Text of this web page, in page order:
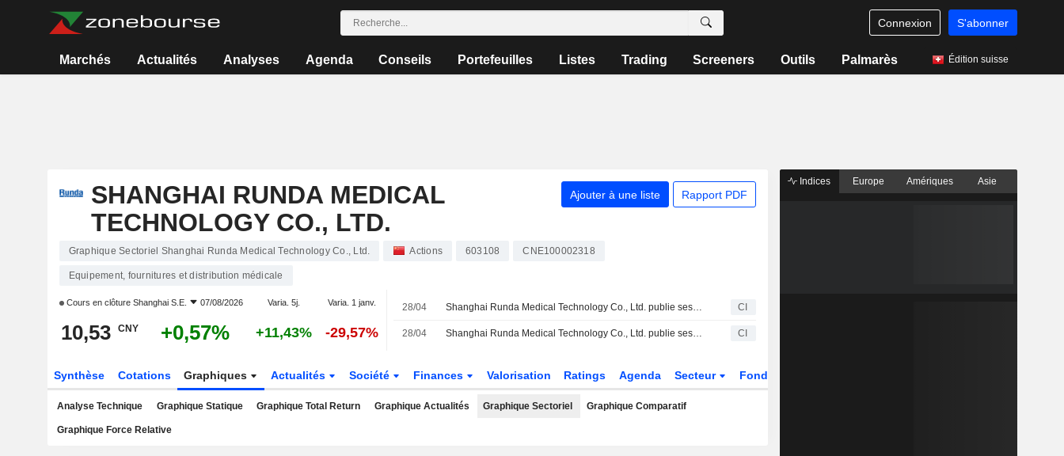
Connexion S'abonner
Marchés Actualités Analyses Agenda Conseils Portefeuilles Listes Trading Screeners Outils Palmarès Édition suisse
SHANGHAI RUNDA MEDICAL
TECHNOLOGY CO., LTD.
Ajouter à une liste Rapport PDF
Graphique Sectoriel Shanghai Runda Medical Technology Co., Ltd. Actions 603108 CNE100002318
Equipement, fournitures et distribution médicale
Cours en clôture Shanghai S.E. 07/08/2026 Varia. 5j. Varia. 1 janv.
10,53 CNY +0,57% +11,43% -29,57%
28/04 Shanghai Runda Medical Technology Co., Ltd. publie ses résultats pour le premier trimestre clos le 31 mars 2026 CI
28/04 Shanghai Runda Medical Technology Co., Ltd. publie ses résultats pour l'exercice clos le 31 décembre 2025 CI
Synthèse Cotations Graphiques Actualités Société Finances Valorisation Ratings Agenda Secteur Fonds et ETFs
Analyse Technique Graphique Statique Graphique Total Return Graphique Actualités Graphique Sectoriel Graphique Comparatif
Graphique Force Relative
Indices Europe Amériques Asie